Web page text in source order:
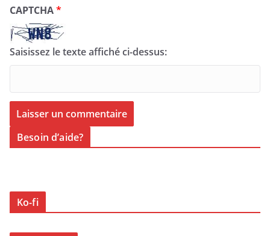
CAPTCHA*
Saisissez le texte affiché ci-dessus:
Besoin d’aide?
Ko-fi